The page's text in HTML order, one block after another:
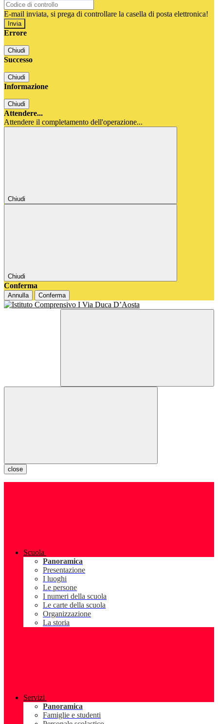
E-mail inviata, si prega di controllare la casella di posta elettronica!
Errore
Chiudi
Successo
Chiudi
Informazione
Chiudi
Attendere...
Attendere il completamento dell'operazione...
Chiudi
Chiudi
Conferma
Annulla Conferma
close
Scuola
Panoramica
Presentazione
I luoghi
Le persone
I numeri della scuola
Le carte della scuola
Organizzazione
La storia
Servizi
Panoramica
Famiglie e studenti